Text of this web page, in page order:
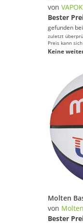
von
Bester
gefunden bei
zuletzt
Preis kann
Keine
von Molten
Bester